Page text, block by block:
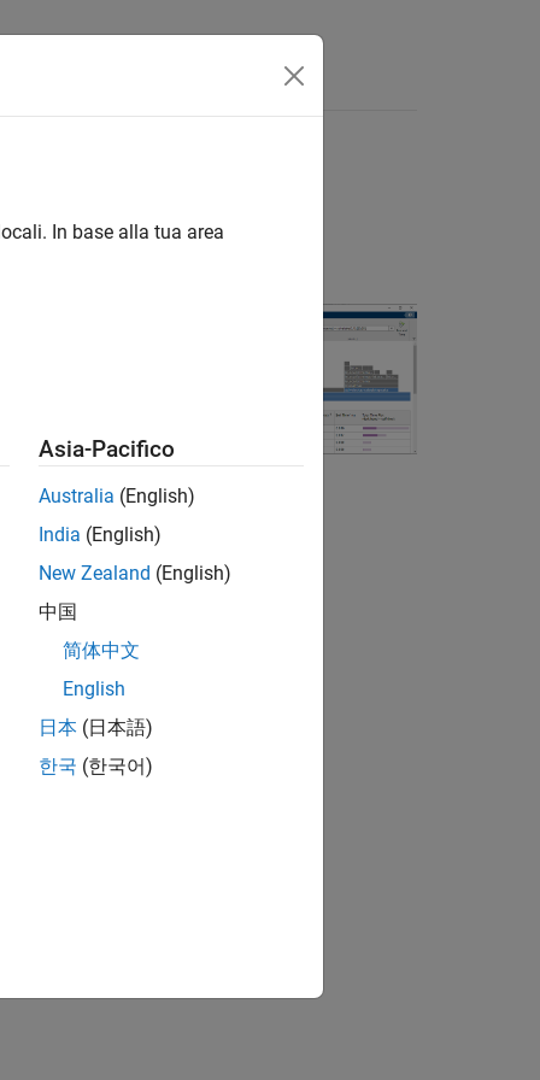
delle prestazioni
MATLAB
vengono
utile quando si
nel
, fare clic sull'icona dell'app.
In base alla tua area
Asia-Pacifico
Australia (English)
India (English)
New Zealand (English)
中国
简体中文
English
日本 (日本語)
한국 (한국어)